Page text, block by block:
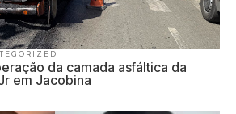
da camada asfáltica da
em Jacobina